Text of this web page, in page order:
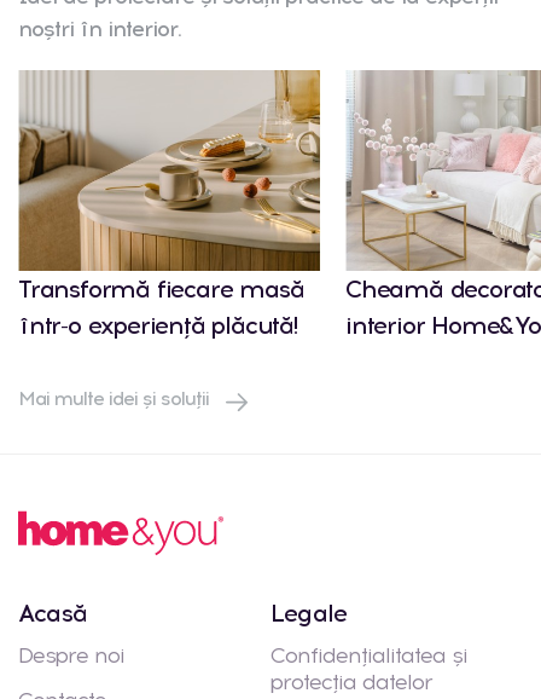
noștri în interior.
Transformă fiecare masă
într-o experiență plăcută!
Cheamă
interior
Mai multe idei și soluții
Acasă
Despre noi
Legale
Confidențialitatea și
protecția datelor